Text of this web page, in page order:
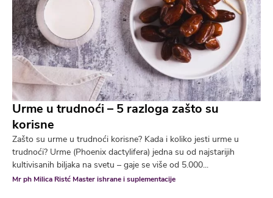
Urme u trudnoći – 5 razloga zašto su
korisne
Zašto su urme u trudnoći korisne? Kada i koliko jesti urme u
trudnoći? Urme (Phoenix dactylifera) jedna su od najstarijih
kultivisanih biljaka na svetu – gaje se više od 5.000...
Mr ph Milica Ristć Master ishrane i suplementacije